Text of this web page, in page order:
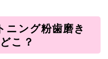
ニング粉歯磨き
こ？